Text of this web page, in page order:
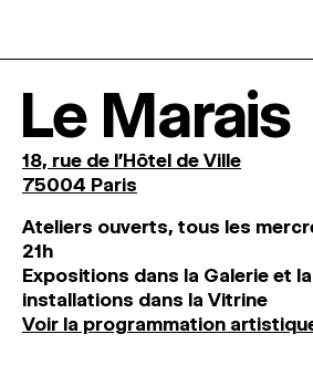
Le Marais
18, rue de l'Hôtel de Ville
75004 Paris
Ateliers ouverts, tous les
21h
Expositions dans la Galerie et
installations dans la Vitrine
Voir la programmation